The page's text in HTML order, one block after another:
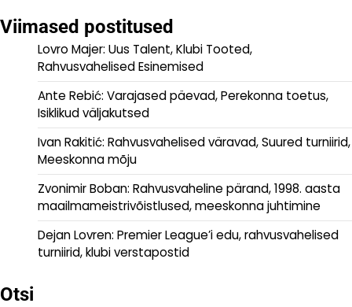
Viimased postitused
Lovro Majer: Uus Talent, Klubi Tooted,
Rahvusvahelised Esinemised
Ante Rebić: Varajased päevad, Perekonna toetus,
Isiklikud väljakutsed
Ivan Rakitić: Rahvusvahelised väravad, Suured turniirid,
Meeskonna mõju
Zvonimir Boban: Rahvusvaheline pärand, 1998. aasta
maailmameistrivõistlused, meeskonna juhtimine
Dejan Lovren: Premier League’i edu, rahvusvahelised
turniirid, klubi verstapostid
Otsi